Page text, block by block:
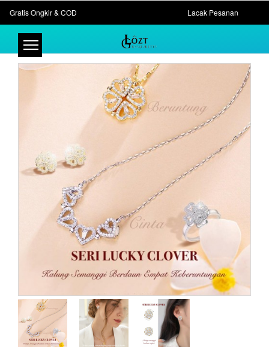
Gratis Ongkir & COD Lacak Pesanan